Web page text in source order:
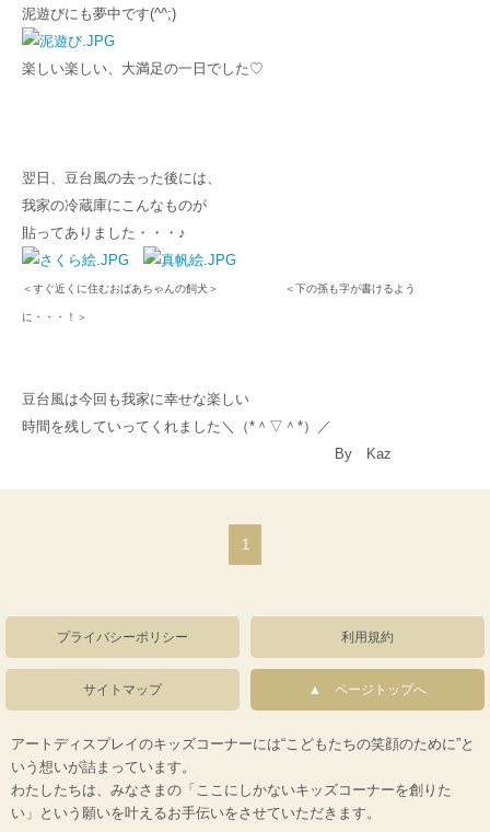
泥遊びにも夢中です(^^;)
楽しい楽しい、大満足の一日でした♡
翌日、豆台風の去った後には、
我家の冷蔵庫にこんなものが
貼ってありました・・・♪
＜すぐ近くに住むおばあちゃんの飼犬＞ ＜下の孫も字が書けるよう
に・・・！＞
豆台風は今回も我家に幸せな楽しい
時間を残していってくれました＼（*＾▽＾*）／
By Kaz
1
プライバシーポリシー 利用規約
サイトマップ ページトップへ
アートディスプレイのキッズコーナーには“こどもたちの笑顔のために”と
いう想いが詰まっています。
わたしたちは、みなさまの「ここにしかないキッズコーナーを創りた
い」という願いを叶えるお手伝いをさせていただきます。